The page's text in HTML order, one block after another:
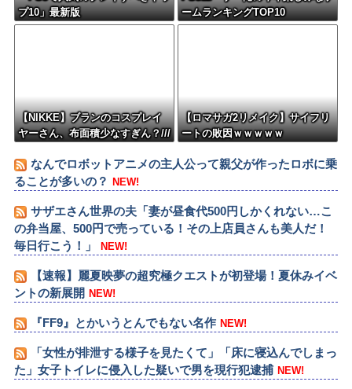
プ10」最新版
ームランキングTOP10
【NIKKE】ブランのコスプレイ
ヤーさん、布面積少なすぎん？///
【ロマサガ2リメイク】サイフリ
ートの敗因ｗｗｗｗｗ
なんでロボットアニメの主人公って親父が作ったロボに乗
ることが多いの？ NEW!
サザエさん世界の夫「妻が昼食代500円しかくれない…こ
の弁当屋、500円で売っている！その上店員さんも美人だ！
毎日行こう！」
NEW!
【速報】麗夏映夢の超究極クエストが初登場！夏休みイベ
ントの新展開 NEW!
『FF9』とかいうとんでもない名作 NEW!
「女性が排泄する様子を見たくて」「床に寝込んでしまっ
た」女子トイレに侵入した疑いで男を現行犯逮捕 NEW!